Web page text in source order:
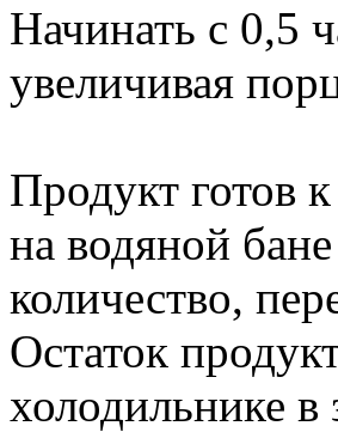
Начинать с 0,5
увеличивая
Продукт готов
на водяной
количество,
Остаток
холодильнике в